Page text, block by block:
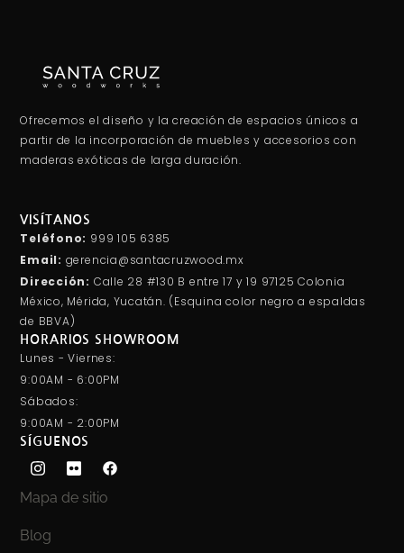
Ofrecemos el diseño y la creación de espacios únicos a
partir de la incorporación de muebles y accesorios con
maderas exóticas de larga duración.
VISÍTANOS
Teléfono: 999 105 6385
Email: gerencia@santacruzwood.mx
Dirección: Calle 28 #130 B entre 17 y 19 97125 Colonia
México, Mérida, Yucatán. (Esquina color negro a espaldas
de BBVA)
HORARIOS SHOWROOM
Lunes - Viernes:
9:00AM - 6:00PM
Sábados:
9:00AM - 2:00PM
SÍGUENOS
Mapa de sitio
Blog